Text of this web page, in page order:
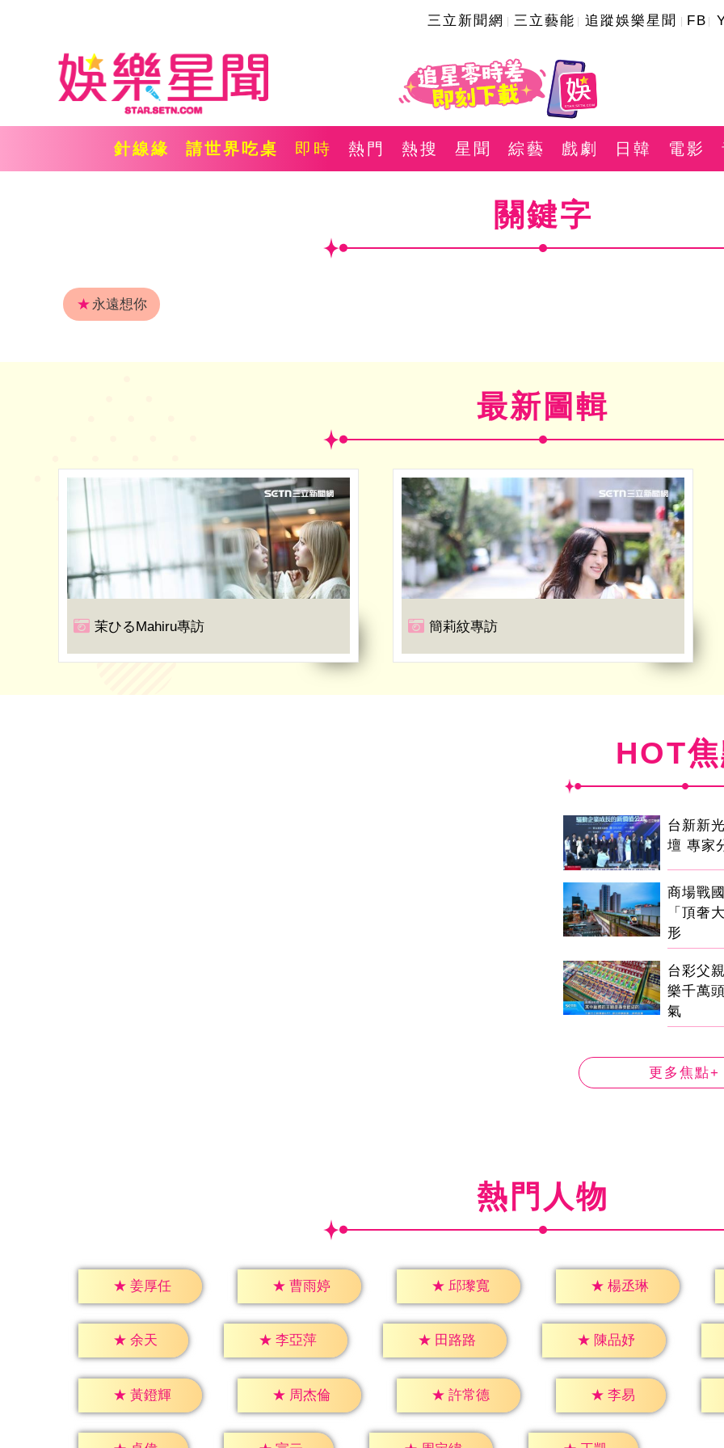
三立新聞網 三立藝能 追蹤娛樂星聞 FB
針線緣 請世界吃桌 即時 熱門 熱搜 星聞 綜藝 戲劇 日韓 電影
關鍵字
★ 永遠想你
最新圖輯
茉ひるMahiru專訪 簡莉紋專訪
HOT
台新新
壇 專家
商場戰
「頂奢
形
台彩父
樂千萬
氣
更多焦點+
熱門人物
★ 姜厚任 ★ 曹雨婷 ★ 邱瓈寬 ★ 楊丞琳
★ 余天 ★ 李亞萍 ★ 田路路 ★ 陳品妤
★ 黃鐙輝 ★ 周杰倫 ★ 許常德 ★ 李易